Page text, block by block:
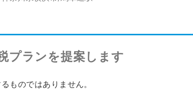
プランを提案します
ものではありません。